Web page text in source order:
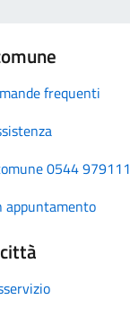
frequenti
0544 979111
appuntamento